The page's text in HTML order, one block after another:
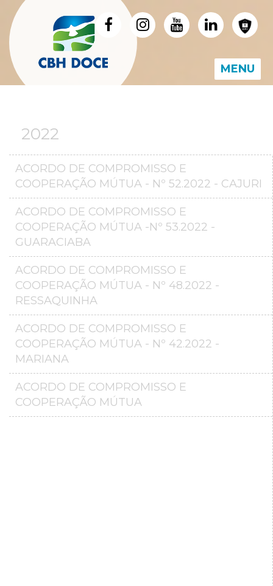
MENU
2022
ACORDO DE COMPROMISSO E
COOPERAÇÃO MÚTUA - Nº 52.2022 - CAJURI
ACORDO DE COMPROMISSO E
COOPERAÇÃO MÚTUA -Nº 53.2022 -
GUARACIABA
ACORDO DE COMPROMISSO E
COOPERAÇÃO MÚTUA - Nº 48.2022 -
RESSAQUINHA
ACORDO DE COMPROMISSO E
COOPERAÇÃO MÚTUA - Nº 42.2022 -
MARIANA
ACORDO DE COMPROMISSO E
COOPERAÇÃO MÚTUA